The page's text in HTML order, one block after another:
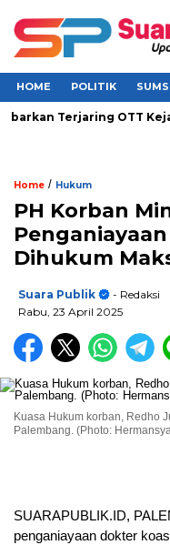
HOME POLITIK
Terjaring OTT Kejati
Home / Hukum
PH Korban
Dihukum
Suara Publik
- Redaksi
Rabu, 23 April 2025
Kuasa Hukum korban, Redho
Palembang. (Photo:
SUARAPUBLIK.ID,
penganiayaan dokter